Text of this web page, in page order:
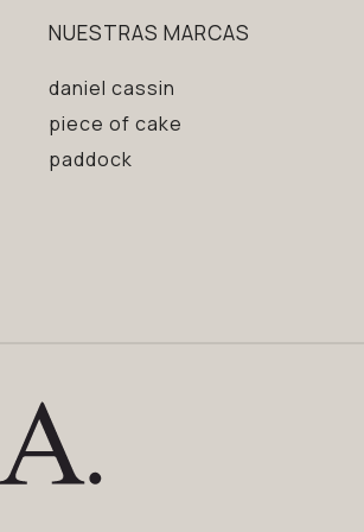
NUESTRAS MARCAS
daniel cassin
piece of cake
paddock